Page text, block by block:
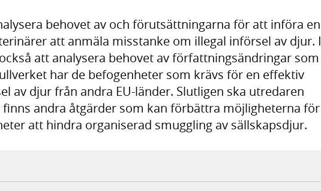
behovet av och förutsättningarna för att införa en
att anmäla misstanke om illegal införsel av djur. I
att analysera behovet av författningsändringar som
har de befogenheter som krävs för en effektiv
av djur från andra EU-länder. Slutligen ska utredaren
finns andra åtgärder som kan förbättra möjligheterna för
att hindra organiserad smuggling av sällskapsdjur.